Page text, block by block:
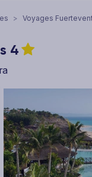
> Voyages
4